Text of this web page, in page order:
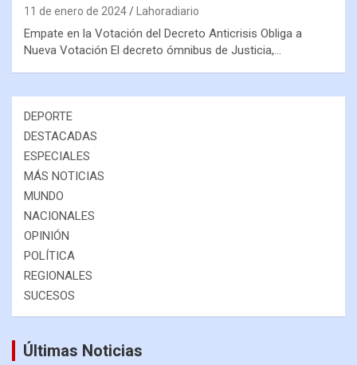
11 de enero de 2024 Lahoradiario
Empate en la Votación del Decreto Anticrisis Obliga a
Nueva Votación El decreto ómnibus de Justicia,…
DEPORTE
DESTACADAS
ESPECIALES
MÁS NOTICIAS
MUNDO
NACIONALES
OPINIÓN
POLÍTICA
REGIONALES
SUCESOS
Últimas Noticias